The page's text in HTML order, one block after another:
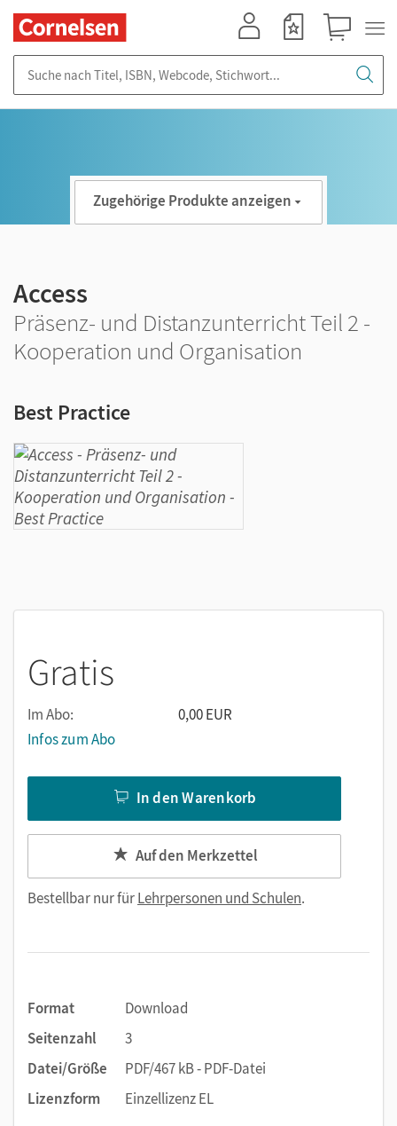
Zugehörige Produkte anzeigen
Access
Präsenz- und Distanzunterricht Teil 2 -
Kooperation und Organisation
Best Practice
Gratis
Im Abo:
0,00 EUR
Infos zum Abo
In den Warenkorb
Auf den Merkzettel
Bestellbar nur fürLehrpersonen und Schulen.
Format
Download
Seitenzahl
3
Datei/Größe
PDF/467 kB - PDF-Datei
Lizenzform
Einzellizenz EL